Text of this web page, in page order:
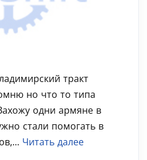
тракт
но что то типа
одни армяне в
стали помогать в
Читать далее